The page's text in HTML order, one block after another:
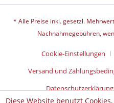
* Alle Preise inkl. gesetzl.
Nachnahmegebühren,
Cookie-Einstellungen
Versand und
Datenschutz­erklärung
Diese Website benutzt